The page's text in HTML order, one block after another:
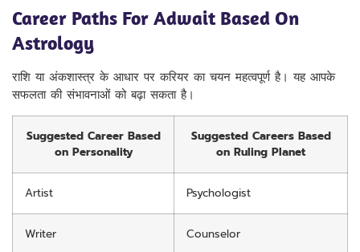
Career Paths For Adwait Based On
Astrology
राशि या अंकशास्त्र के आधार पर करियर का चयन महत्वपूर्ण है। यह आपके
सफलता की संभावनाओं को बढ़ा सकता है।
Suggested Career Based
on Personality
Suggested Careers Based
on Ruling Planet
Artist Psychologist
Writer Counselor